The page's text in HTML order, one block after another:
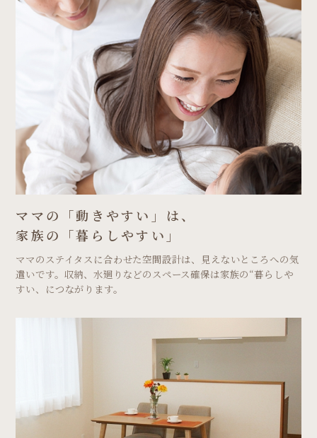
ママの「動きやすい」は、
家族の「暮らしやすい」
ママのステイタスに合わせた空間設計は、見えないところへの気
遣いです。収納、水廻りなどのスペース確保は家族の“暮らしや
すい、につながります。